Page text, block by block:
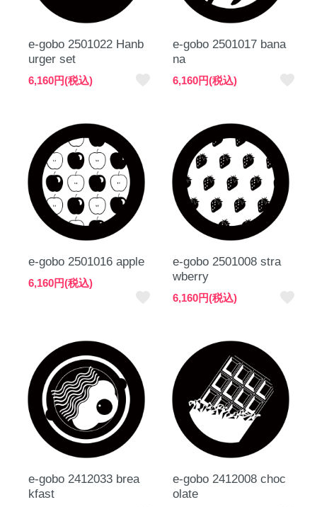
e-gobo 2501022 Hanb
urger set
6,160円(税込)
e-gobo 2501017 bana
na
6,160円(税込)
e-gobo 2501016 apple
6,160円(税込)
e-gobo 2501008 stra
wberry
6,160円(税込)
e-gobo 2412033 brea
kfast
e-gobo 2412008 choc
olate